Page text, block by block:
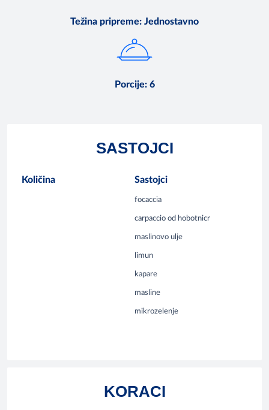
Težina pripreme: Jednostavno
Porcije: 6
SASTOJCI
Količina Sastojci
focaccia
carpaccio od hobotnicr
maslinovo ulje
limun
kapare
masline
mikrozelenje
KORACI